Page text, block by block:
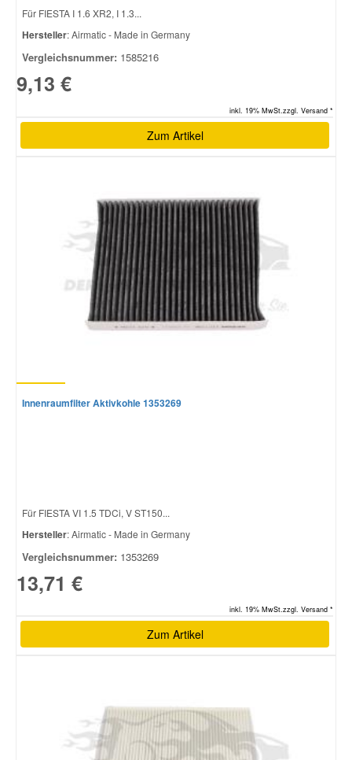
Für FIESTA I 1.6 XR2, I 1.3...
Hersteller: Airmatic - Made in Germany
Vergleichsnummer: 1585216
9,13 €
inkl. 19% MwSt.zzgl. Versand *
Zum Artikel
Innenraumfilter Aktivkohle 1353269
Für FIESTA VI 1.5 TDCi, V ST150...
Hersteller: Airmatic - Made in Germany
Vergleichsnummer: 1353269
13,71 €
inkl. 19% MwSt.zzgl. Versand *
Zum Artikel